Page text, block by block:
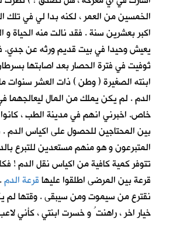
الخمسين من العمر ، لكنه بدا لي في تلك
اكبر بعشرين سنة . فقد نالت منه الحياة و
يعيش وحيدا في بيت قديم ورثه عن جدي.
تُوفيت في فترة الحصار بعد اصابتها
ابنته الصغيرة ( وطن ) ذات العشر
الدم . لم يكن يملك من المال
خاص. اخبرني انهم في مدينة الطب ،
بين المحتاجين للحصول على اكياس الدم
المتبرعون و هو منهم مستعدين للتبرع
تتوفر كمية كافية من اكياس نقل الدم !
قرعة بين المرضى اطلقوا عليهاقرعة الدم
نقترع من سيموت ومن سيبقى . وقتها لم
خيار اخر ، راهنت ُ و خسرت ابنتي ، كأني